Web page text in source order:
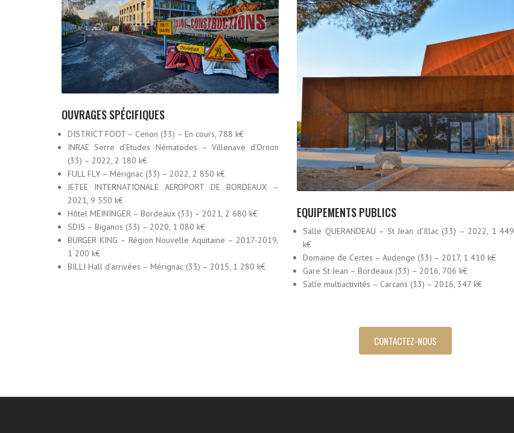
OUVRAGES SPÉCIFIQUES
DISTRICT FOOT – Cenon (33) – En cours, 788 k€
INRAE Serre d’Etudes Nématodes – Villenave d’Ornon
(33) – 2022, 2 180 k€
FULL FLY – Mérignac (33) – 2022, 2 850 k€
JETEE INTERNATIONALE AEROPORT DE BORDEAUX –
2021, 9 550 k€
Hôtel MEININGER – Bordeaux (33) – 2021, 2 680 k€
SDIS – Biganos (33) – 2020, 1 080 k€
BURGER KING – Région Nouvelle Aquitaine – 2017-2019,
1 200 k€
BILLI Hall d’arrivées – Mérignac (33) – 2015, 1 280 k€
EQUIPEMENTS PUBLICS
Salle QUERANDEAU – St Jean d’Illac (33) – 2022, 1 449
k€
Domaine de Certes – Audenge (33) – 2017, 1 410 k€
Gare St Jean – Bordeaux (33) – 2016, 706 k€
Salle multiactivités – Carcans (33) – 2016, 347 k€
CONTACTEZ-NOUS